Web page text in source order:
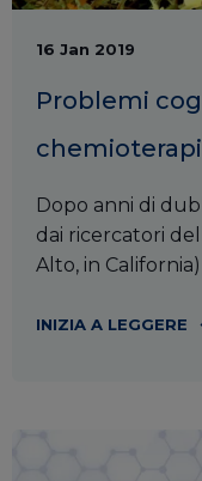
16 Jan 2019
Problemi
Dopo anni di
dai ricercatori
Alto, in California)
INIZIA A LEGGERE